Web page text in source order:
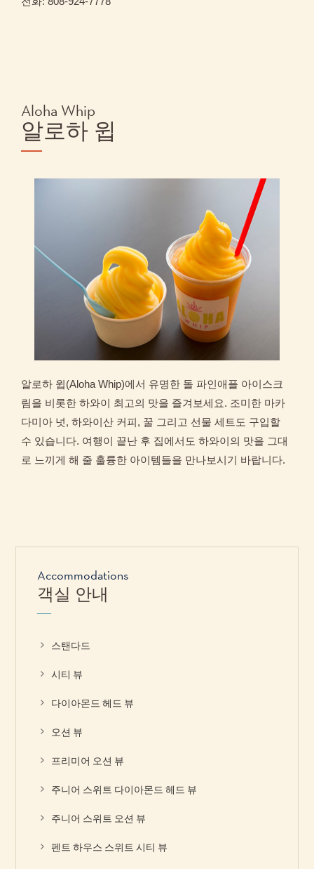
Aloha Whip
알로하 윕
알로하 윕(Aloha Whip)에서 유명한 돌 파인애플 아이스크
림을 비롯한 하와이 최고의 맛을 즐겨보세요. 조미한 마카
다미아 넛, 하와이산 커피, 꿀 그리고 선물 세트도 구입할
수 있습니다. 여행이 끝난 후 집에서도 하와이의 맛을 그대
로 느끼게 해 줄 훌륭한 아이템들을 만나보시기 바랍니다.
Accommodations
객실 안내
스탠다드
시티 뷰
다이아몬드 헤드 뷰
오션 뷰
프리미어 오션 뷰
주니어 스위트 다이아몬드 헤드 뷰
주니어 스위트 오션 뷰
펜트 하우스 스위트 시티 뷰